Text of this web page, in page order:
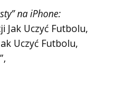
na iPhone:
Jak Uczyć Futbolu,
Uczyć Futbolu,